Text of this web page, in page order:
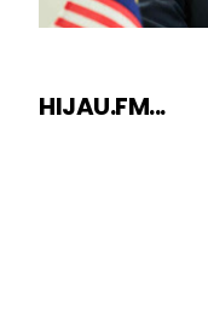
HIJAU.FM...